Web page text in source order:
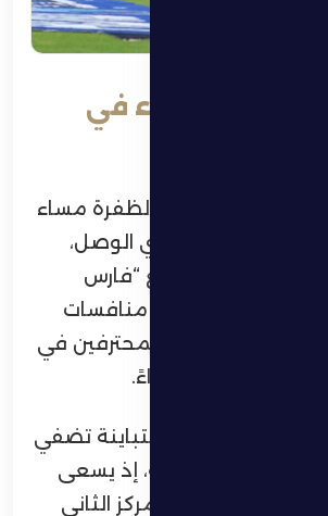
تعزيز البقاء في
ومناصري نادي الظفرة مساء
إلى استاد زعبيل بنادي الوصل،
المرتقبة التي تجمع “فارس
الوصل ضمن منافسات
من دوري أدنوك للمحترفين في
والنصف مساءً.
اللقاء بطموحات متباينة تضفي
خاصاً على المواجهة، إذ يسعى
الظفرة الذي يملك 18 نقطة في المركز الثاني